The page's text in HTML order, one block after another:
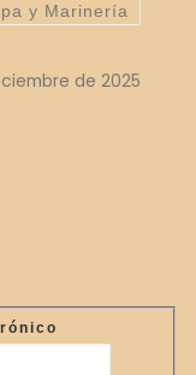
y Marinería
de 2025